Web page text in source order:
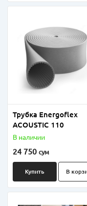
Трубка Energoflex
ACOUSTIC 110
В наличии
24 750 сум
Купить В